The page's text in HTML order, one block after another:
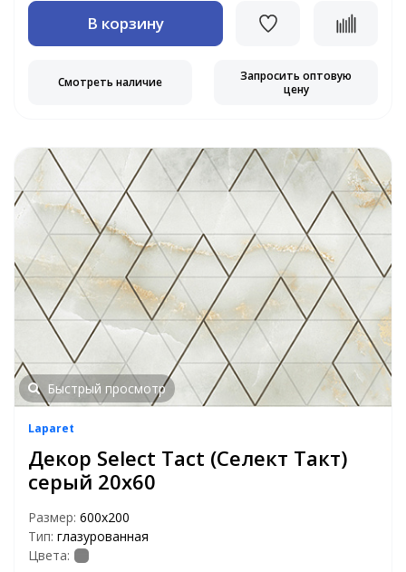
В корзину
Смотреть наличие
Запросить оптовую
цену
Быстрый просмотр
Laparet
Декор Select Tact (Селект Такт)
серый 20х60
Размер: 600х200
Тип: глазурованная
Цвета: